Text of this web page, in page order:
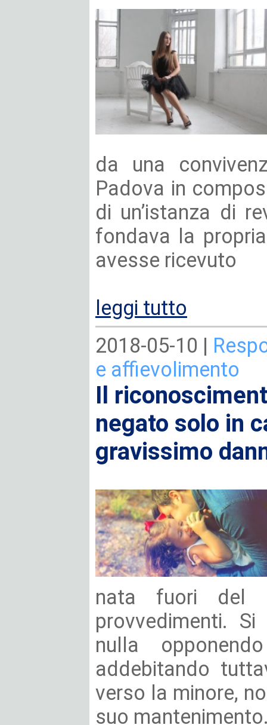
da una
Padova in
di un’istanza di
fondava la
avesse ricevuto
leggi tutto
2018-05-10 |
e affievolimento
Il
negato solo in
gravissimo
nata fuori del
provvedimenti.
nulla
addebitando
verso la minore,
suo